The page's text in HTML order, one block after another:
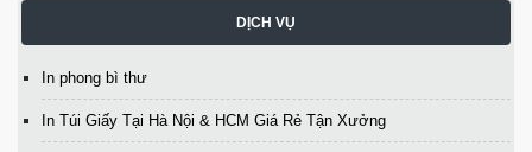
DỊCH VỤ
In phong bì thư
In Túi Giấy Tại Hà Nội & HCM Giá Rẻ Tận Xưởng